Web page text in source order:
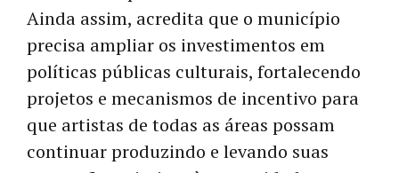
Ainda assim, acredita que o município
precisa ampliar os investimentos em
políticas públicas culturais, fortalecendo
projetos e mecanismos de incentivo para
que artistas de todas as áreas possam
continuar produzindo e levando suas